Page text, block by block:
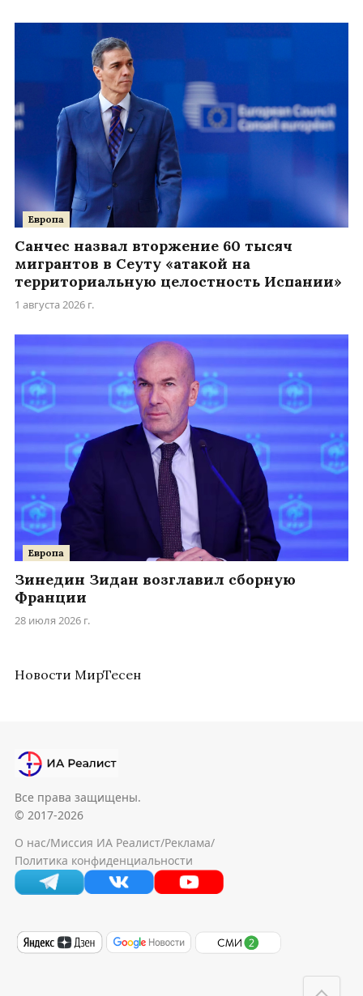
Европа
Санчес назвал вторжение 60 тысяч
мигрантов в Сеуту «атакой на
территориальную целостность Испании»
1 августа 2026 г.
Европа
Зинедин Зидан возглавил сборную
Франции
28 июля 2026 г.
Новости МирТесен
Все права защищены.
© 2017-2026
О нас/Миссия ИА Реалист/Реклама/
Политика конфиденциальности